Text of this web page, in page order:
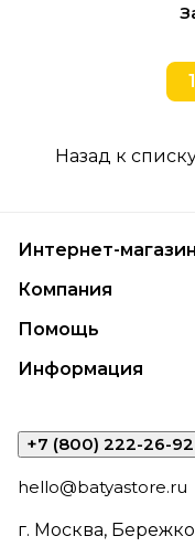
1
Назад к
Интернет-магазин
Компания
Помощь
Информация
+7 (800) 222-26-92
hello@batyastore.ru
г. Москва,